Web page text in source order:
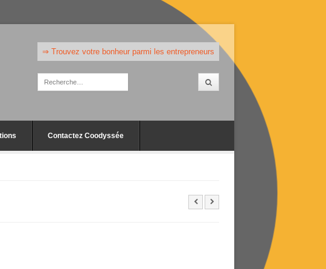
⇒ Trouvez votre bonheur parmi les entrepreneurs
Contactez Coodyssée